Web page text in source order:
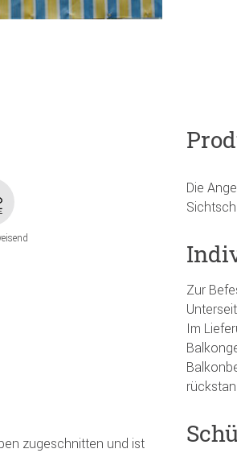
zugeschnitten und ist
Die
Zur
Im